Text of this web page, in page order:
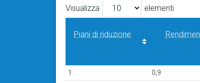
Visualizza elementi
Piani di riduzione
1 0,9